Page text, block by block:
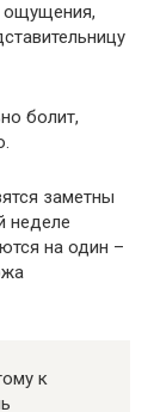
ощущения,
болит,
заметны
неделе
на один –
к